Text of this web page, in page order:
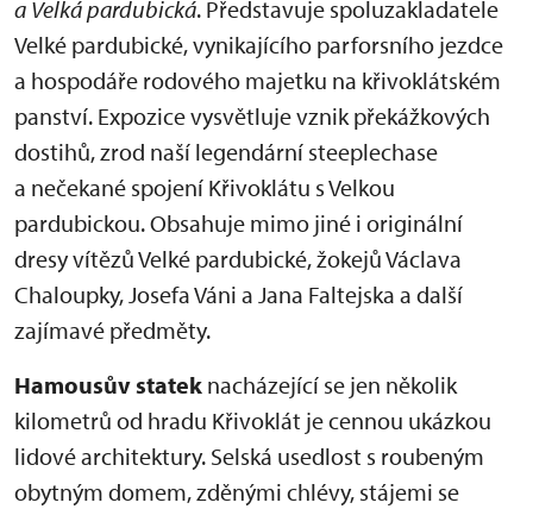
a Velká pardubická. Představuje spoluzakladatele
Velké pardubické, vynikajícího parforsního jezdce
a hospodáře rodového majetku na křivoklátském
panství. Expozice vysvětluje vznik překážkových
dostihů, zrod naší legendární steeplechase
a nečekané spojení Křivoklátu s Velkou
pardubickou. Obsahuje mimo jiné i originální
dresy vítězů Velké pardubické, žokejů Václava
Chaloupky, Josefa Váni a Jana Faltejska a další
zajímavé předměty.
Hamousův statek nacházející se jen několik
kilometrů od hradu Křivoklát je cennou ukázkou
lidové architektury. Selská usedlost s roubeným
obytným domem, zděnými chlévy, stájemi se